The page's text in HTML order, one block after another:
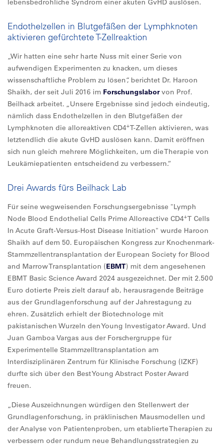
lebensbedrohliche Syndrom einer akuten GvHD auslösen.
Endothelzellen in Blutgefäßen der Lymphknoten
aktivieren gefürchtete T-Zellreaktion
„Wir hatten eine sehr harte Nuss mit einer Serie von
aufwendigen Experimenten zu knacken, um dieses
wissenschaftliche Problem zu lösen“, berichtet Dr. Haroon
Shaikh, der seit Juli 2016 im Forschungslaborvon Prof.
Beilhack arbeitet. „Unsere Ergebnisse sind jedoch eindeutig,
nämlich dass Endothelzellen in den Blutgefäßen der
Lymphknoten die alloreaktiven CD4+T-Zellen aktivieren, was
letztendlich die akute GvHD auslösen kann. Damit eröffnen
sich nun gleich mehrere Möglichkeiten, um die Therapie von
Leukämiepatienten entscheidend zu verbessern.“
Drei Awards fürs Beilhack Lab
Für seine wegweisenden Forschungsergebnisse "Lymph
Node Blood Endothelial Cells Prime Alloreactive CD4+T Cells
In Acute Graft-Versus-Host Disease Initiation" wurde Haroon
Shaikh auf dem 50. Europäischen Kongress zur Knochenmark-
Stammzellentransplantation der European Society for Blood
and Marrow Transplantation (EBMT) mit dem angesehenen
EBMT Basic Science Award 2024 ausgezeichnet. Der mit 2.500
Euro dotierte Preis zielt darauf ab, herausragende Beiträge
aus der Grundlagenforschung auf der Jahrestagung zu
ehren. Zusätzlich erhielt der Biotechnologe mit
pakistanischen Wurzeln den Young Investigator Award. Und
Juan Gamboa Vargas aus der Forschergruppe für
Experimentelle Stammzelltransplantation am
Interdisziplinären Zentrum für Klinische Forschung (IZKF)
durfte sich über den Best Young Abstract Poster Award
freuen.
„Diese Auszeichnungen würdigen den Stellenwert der
Grundlagenforschung, in präklinischen Mausmodellen und
der Analyse von Patientenproben, um etablierte Therapien zu
verbessern oder rundum neue Behandlungsstrategien zu